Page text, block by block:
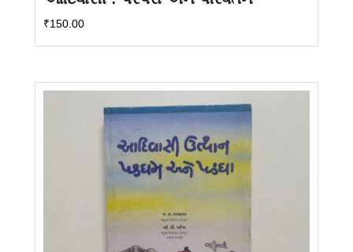
₹150.00